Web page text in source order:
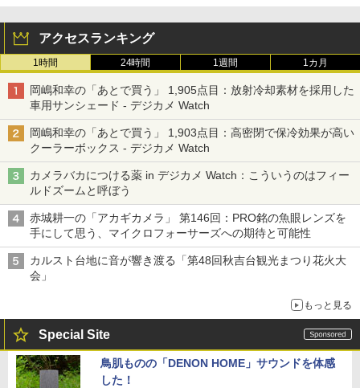
アクセスランキング
1時間 24時間 1週間 1カ月
岡嶋和幸の「あとで買う」 1,905点目：放射冷却素材を採用した
車用サンシェード - デジカメ Watch
岡嶋和幸の「あとで買う」 1,903点目：高密閉で保冷効果が高い
クーラーボックス - デジカメ Watch
カメラバカにつける薬 in デジカメ Watch：こういうのはフィー
ルドズームと呼ぼう
赤城耕一の「アカギカメラ」 第146回：PRO銘の魚眼レンズを
手にして思う、マイクロフォーサーズへの期待と可能性
カルスト台地に音が響き渡る「第48回秋吉台観光まつり花火大
会」
もっと見る
Special Site
鳥肌ものの「DENON HOME」サウンドを体感
した！